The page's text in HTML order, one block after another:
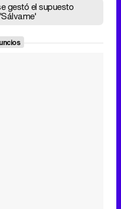
gestó el supuesto